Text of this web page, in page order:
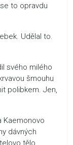
to opravdu
Udělal to.
svého milého
šmouhu
polibkem. Jen,
Kaemonovo
dávných
tělo